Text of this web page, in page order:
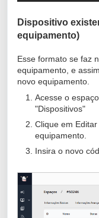
Dispositivo
equipamento)
Esse formato se faz
equipamento, e
novo equipamento.
Acesse o
"Dispositivos"
Clique em
equipamento.
Insira o novo